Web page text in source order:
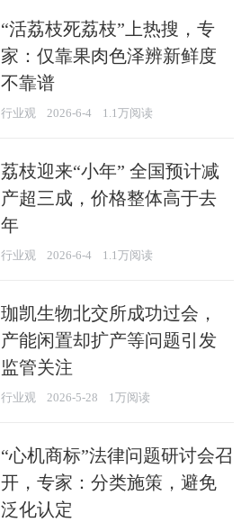
“活荔枝死荔枝”上热搜，专
家：仅靠果肉色泽辨新鲜度
不靠谱
行业观 2026-6-4 1.1万阅读
荔枝迎来“小年” 全国预计减
产超三成，价格整体高于去
年
行业观 2026-6-4 1.1万阅读
珈凯生物北交所成功过会，
产能闲置却扩产等问题引发
监管关注
行业观 2026-5-28 1万阅读
“心机商标”法律问题研讨会召
开，专家：分类施策，避免
泛化认定